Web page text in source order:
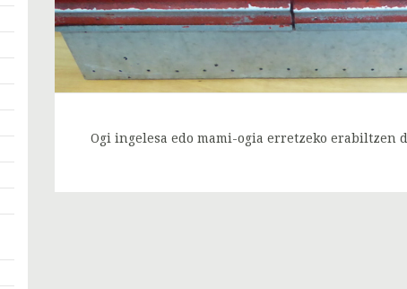
Ogi ingelesa edo mami-ogia erretzeko erabiltzen